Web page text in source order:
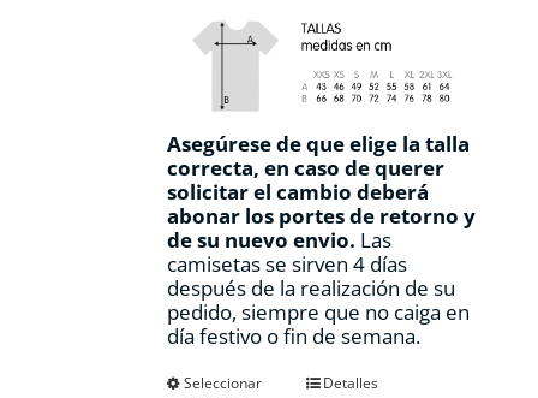
Asegúrese de que elige la talla
correcta, en caso de querer
solicitar el cambio deberá
abonar los portes de retorno y
de su nuevo envio. Las
camisetas se sirven 4 días
después de la realización de su
pedido, siempre que no caiga en
día festivo o fin de semana.
Seleccionar
EsteDetalles